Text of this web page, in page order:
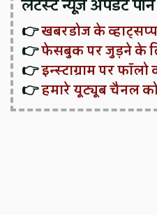
👉खबरडोज के
👉फेसबुक पर जुड़ने के
👉इन्स्टाग्राम पर
👉हमारे यूट्यूब चैनल